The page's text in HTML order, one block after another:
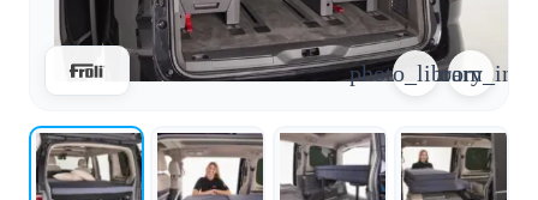
person
Login
favorite_border
Wunschliste
shopping_cart
Warenkorb
groupsÜber
uns
mailKontakt
zoom_in
photo_library